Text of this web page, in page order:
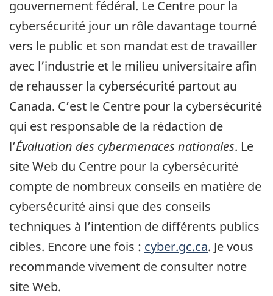
gouvernement fédéral. Le Centre pour la
cybersécurité jour un rôle davantage tourné
vers le public et son mandat est de travailler
avec l’industrie et le milieu universitaire afin
de rehausser la cybersécurité partout au
Canada. C’est le Centre pour la cybersécurité
qui est responsable de la rédaction de
l’Évaluation des cybermenaces nationales. Le
site Web du Centre pour la cybersécurité
compte de nombreux conseils en matière de
cybersécurité ainsi que des conseils
techniques à l’intention de différents publics
cibles. Encore une fois : cyber.gc.ca. Je vous
recommande vivement de consulter notre
site Web.